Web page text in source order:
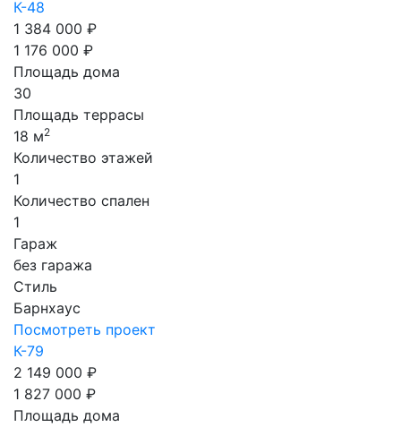
К-48
1 384 000 ₽
1 176 000 ₽
Площадь дома
30
Площадь террасы
18 м2
Количество этажей
1
Количество спален
1
Гараж
без гаража
Стиль
Барнхаус
Посмотреть проект
К-79
2 149 000 ₽
1 827 000 ₽
Площадь дома